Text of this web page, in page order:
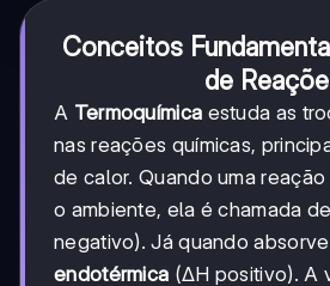
Conceitos
de
A Termoquímica estuda as
nas reações químicas,
de calor. Quando uma
o ambiente, ela é chamada de
negativo). Já quando
endotérmica (ΔH positivo). A